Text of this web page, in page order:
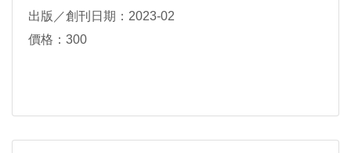
出版／創刊日期：2023-02
價格：300